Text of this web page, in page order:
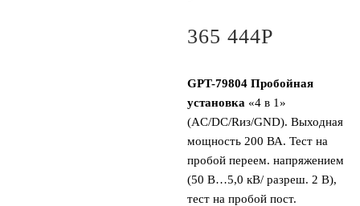
365 444Р
GPT-79804 Пробойная
установка «4 в 1»
(AC/DC/Rиз/GND). Выходная
мощность 200 ВА. Тест на
пробой переем. напряжением
(50 В…5,0 кВ/ разреш. 2 В),
тест на пробой пост.